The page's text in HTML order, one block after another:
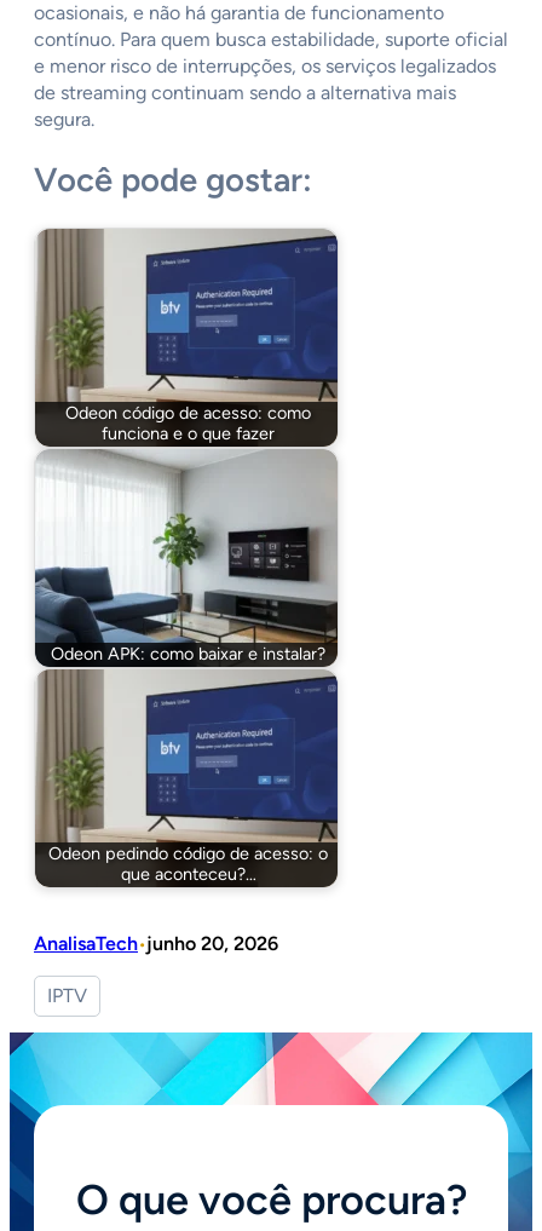
ocasionais, e não há garantia de funcionamento
contínuo. Para quem busca estabilidade, suporte oficial
e menor risco de interrupções, os serviços legalizados
de streaming continuam sendo a alternativa mais
segura.
Você pode gostar:
Odeon código de acesso: como
funciona e o que fazer
Odeon APK: como baixar e instalar?
Odeon pedindo código de acesso: o
que aconteceu?…
AnalisaTech•junho 20, 2026
IPTV
O que você procura?